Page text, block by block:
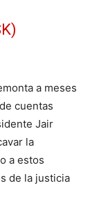
a meses
cuentas
Jair
la
a estos
de la justicia